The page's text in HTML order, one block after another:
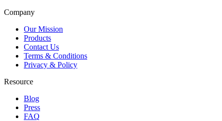
Company
Our Mission
Products
Contact Us
Terms & Conditions
Privacy & Policy
Resource
Blog
Press
FAQ